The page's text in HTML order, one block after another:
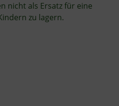
nicht als Ersatz für eine
zu lagern.